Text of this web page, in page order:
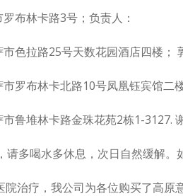
布林卡路3号；负责人：
色拉路25号天数花园酒店四楼；
罗布林卡北路10号凤凰钰宾馆二
鲁堆林卡路金珠花苑2栋1-3127.
多喝水多休息，次日自然缓解。
治疗，我公司为各位购买了高原